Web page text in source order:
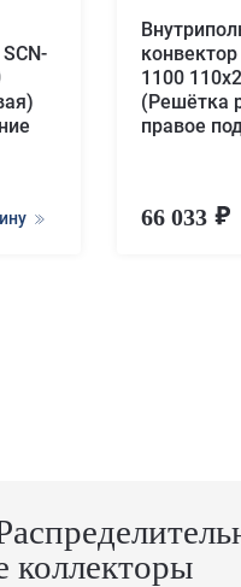
конвектор
1100
(Решётка
правое
66 033
коллекторы